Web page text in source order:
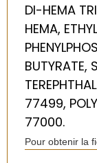
DI-HEMA
HEMA,
BUTYRATE,
77499,
77000.
Pour obtenir la